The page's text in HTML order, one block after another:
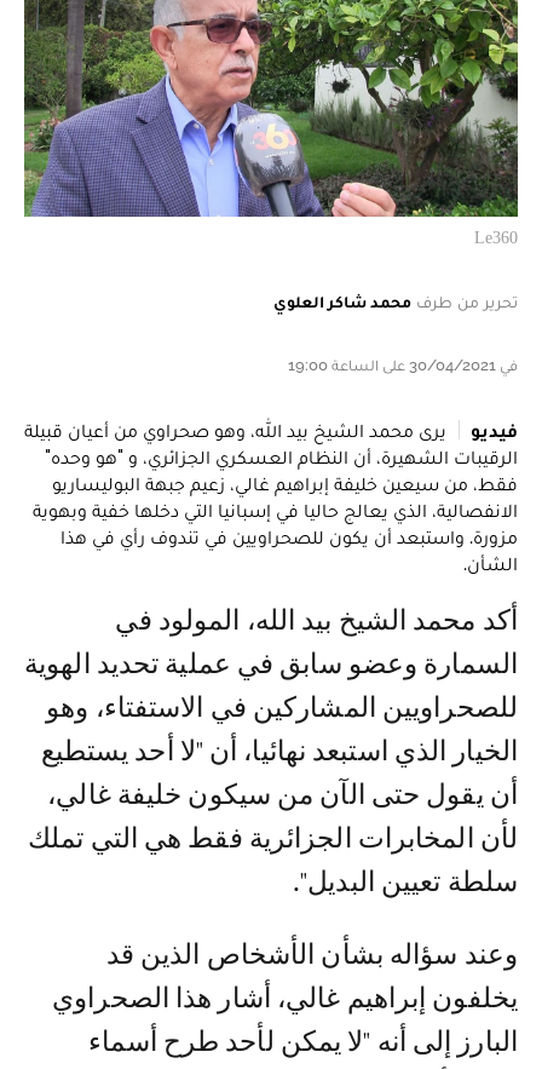
Le360
تحرير من طرف محمد شاكر العلوي
في 30/04/2021 على الساعة 19:00
فيديو
يرى محمد الشيخ بيد الله، وهو صحراوي من أعيان قبيلة
الرقيبات الشهيرة، أن النظام العسكري الجزائري، و "هو وحده"
فقط، من سيعين خليفة إبراهيم غالي، زعيم جبهة البوليساريو
الانفصالية، الذي يعالج حاليا في إسبانيا التي دخلها خفية وبهوية
مزورة. واستبعد أن يكون للصحراويين في تندوف رأي في هذا
الشأن.
أكد محمد الشيخ بيد الله، المولود في
السمارة وعضو سابق في عملية تحديد الهوية
للصحراويين المشاركين في الاستفتاء، وهو
الخيار الذي استبعد نهائيا، أن "لا أحد يستطيع
أن يقول حتى الآن من سيكون خليفة غالي،
لأن المخابرات الجزائرية فقط هي التي تملك
سلطة تعيين البديل".
وعند سؤاله بشأن الأشخاص الذين قد
يخلفون إبراهيم غالي، أشار هذا الصحراوي
البارز إلى أنه "لا يمكن لأحد طرح أسماء